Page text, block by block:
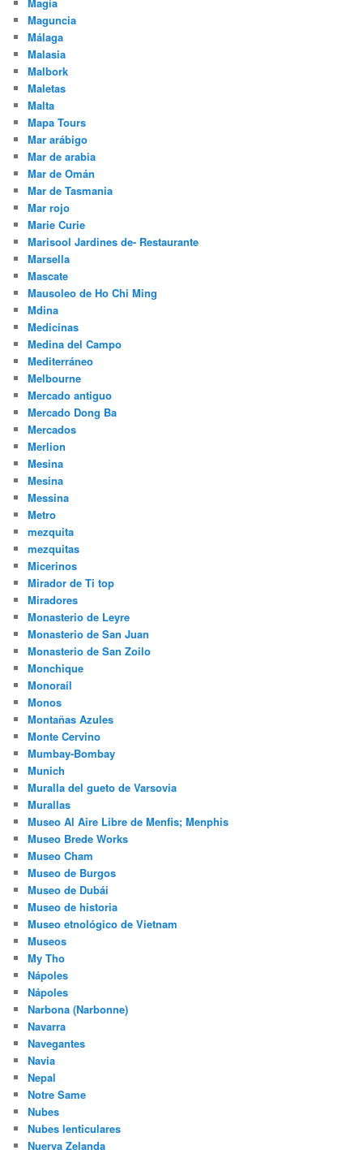
Maguncia
Málaga
Malasia
Malbork
Maletas
Malta
Mapa Tours
Mar arábigo
Mar de arabia
Mar de Omán
Mar de Tasmania
Mar rojo
Marie Curie
Marisool Jardines de- Restaurante
Marsella
Mascate
Mausoleo de Ho Chi Ming
Mdina
Medicinas
Medina del Campo
Mediterráneo
Melbourne
Mercado antiguo
Mercado Dong Ba
Mercados
Merlion
Mesina
Mesina
Messina
Metro
mezquita
mezquitas
Micerinos
Mirador de Ti top
Miradores
Monasterio de Leyre
Monasterio de San Juan
Monasterio de San Zoilo
Monchique
Monoraíl
Monos
Montañas Azules
Monte Cervino
Mumbay-Bombay
Munich
Muralla del gueto de Varsovia
Murallas
Museo Al Aire Libre de Menfis; Menphis
Museo Brede Works
Museo Cham
Museo de Burgos
Museo de Dubái
Museo de historia
Museo etnológico de Vietnam
Museos
My Tho
Nápoles
Nápoles
Narbona (Narbonne)
Navarra
Navegantes
Navia
Nepal
Notre Same
Nubes
Nubes lenticulares
Nuerva Zelanda